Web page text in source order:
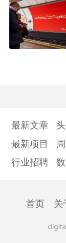
最新文章
最新项目
行业招聘
首页 关